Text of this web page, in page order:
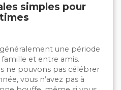
simples pour
généralement une période
et entre amis.
ne pouvons pas célébrer
vous n’avez pas à